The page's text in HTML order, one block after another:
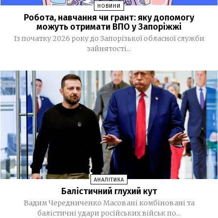
а Ігор Клименко — РНБО
МВС запровадило нові виплати для військових
Нацгвардії, ДПСУ та поліції
09:32
За тиждень у Запоріжжі підтвердили чотири випадки
хвороби Лайма
30 ЛИПНЯ, 2026
15:36
Світлана Карпенко: «Ми втратили територію
роботи, але не втратили своїх людей». Як редакція
газети «Трудової слави» відновила роботу після
релокації, сформувала нову мультимедійну команду
та шукає модель майбутнього
29 ЛИПНЯ, 2026
НОВИНИ
Робота, навчання чи грант: яку допомогу
можуть отримати ВПО у Запоріжжі
Із початку 2026 року до Запорізької обласної служби
зайнятості...
АНАЛІТИКА
Балістичний глухий кут
Вадим Чередниченко Масовані комбіновані та
балістичні удари російських військ по...